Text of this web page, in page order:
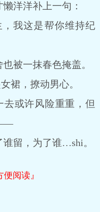
洋洋补上一句：
我这是帮你维持纪
被一抹春色掩盖。
，撩动男心。
或许风险重重，但
留，为了谁…shi。
便阅读』